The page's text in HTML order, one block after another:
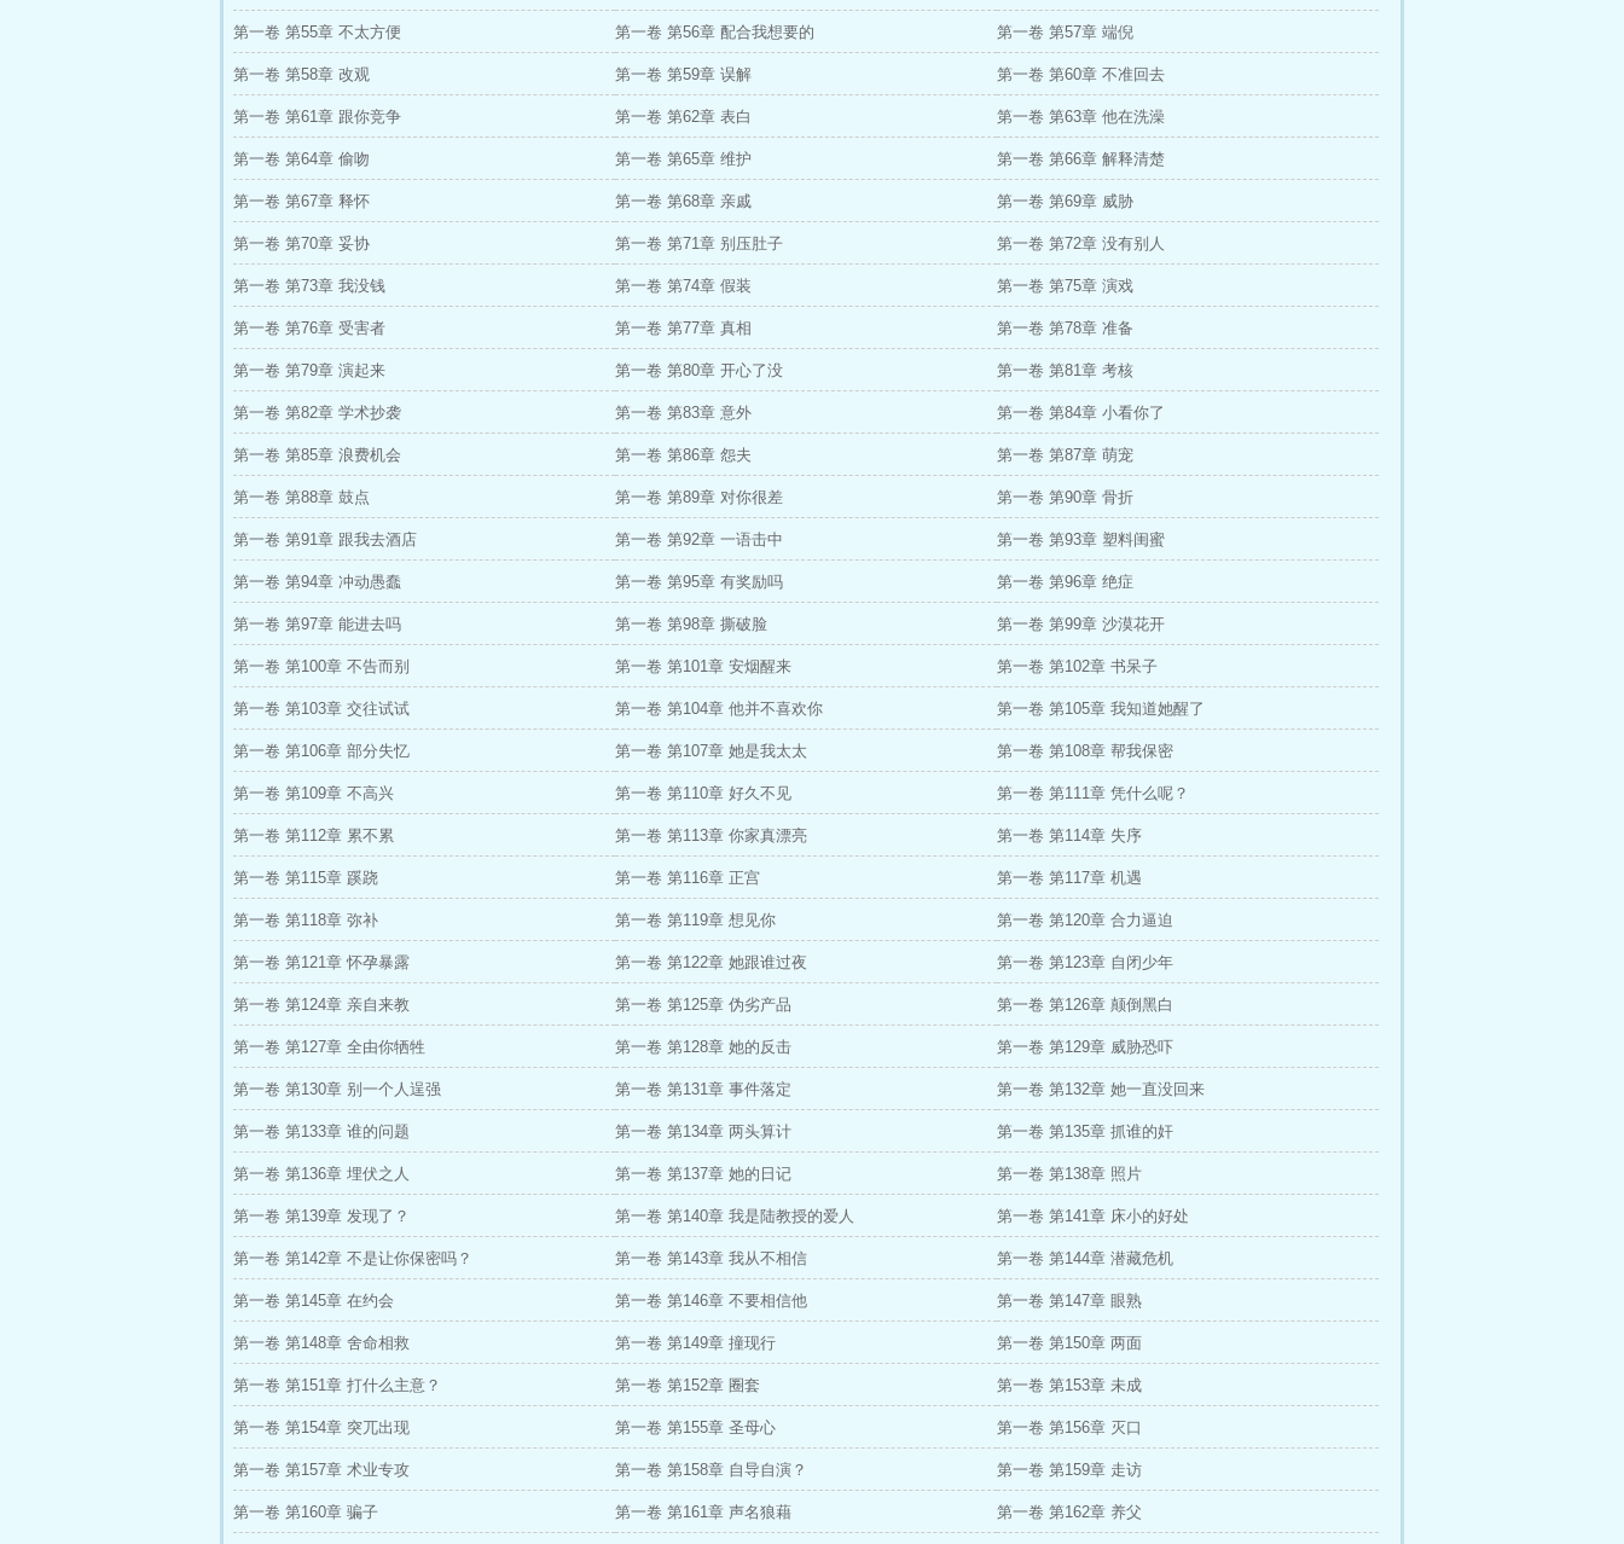
第一卷 第55章 不太方便 第一卷 第56章 配合我想要的 第一卷 第57章 端倪
第一卷 第58章 改观 第一卷 第59章 误解 第一卷 第60章 不准回去
第一卷 第61章 跟你竞争 第一卷 第62章 表白 第一卷 第63章 他在洗澡
第一卷 第64章 偷吻 第一卷 第65章 维护 第一卷 第66章 解释清楚
第一卷 第67章 释怀 第一卷 第68章 亲戚 第一卷 第69章 威胁
第一卷 第70章 妥协 第一卷 第71章 别压肚子 第一卷 第72章 没有别人
第一卷 第73章 我没钱 第一卷 第74章 假装 第一卷 第75章 演戏
第一卷 第76章 受害者 第一卷 第77章 真相 第一卷 第78章 准备
第一卷 第79章 演起来 第一卷 第80章 开心了没 第一卷 第81章 考核
第一卷 第82章 学术抄袭 第一卷 第83章 意外 第一卷 第84章 小看你了
第一卷 第85章 浪费机会 第一卷 第86章 怨夫 第一卷 第87章 萌宠
第一卷 第88章 鼓点 第一卷 第89章 对你很差 第一卷 第90章 骨折
第一卷 第91章 跟我去酒店 第一卷 第92章 一语击中 第一卷 第93章 塑料闺蜜
第一卷 第94章 冲动愚蠢 第一卷 第95章 有奖励吗 第一卷 第96章 绝症
第一卷 第97章 能进去吗 第一卷 第98章 撕破脸 第一卷 第99章 沙漠花开
第一卷 第100章 不告而别 第一卷 第101章 安烟醒来 第一卷 第102章 书呆子
第一卷 第103章 交往试试 第一卷 第104章 他并不喜欢你 第一卷 第105章 我知道她醒了
第一卷 第106章 部分失忆 第一卷 第107章 她是我太太 第一卷 第108章 帮我保密
第一卷 第109章 不高兴 第一卷 第110章 好久不见 第一卷 第111章 凭什么呢？
第一卷 第112章 累不累 第一卷 第113章 你家真漂亮 第一卷 第114章 失序
第一卷 第115章 蹊跷 第一卷 第116章 正宫 第一卷 第117章 机遇
第一卷 第118章 弥补 第一卷 第119章 想见你 第一卷 第120章 合力逼迫
第一卷 第121章 怀孕暴露 第一卷 第122章 她跟谁过夜 第一卷 第123章 自闭少年
第一卷 第124章 亲自来教 第一卷 第125章 伪劣产品 第一卷 第126章 颠倒黑白
第一卷 第127章 全由你牺牲 第一卷 第128章 她的反击 第一卷 第129章 威胁恐吓
第一卷 第130章 别一个人逞强 第一卷 第131章 事件落定 第一卷 第132章 她一直没回来
第一卷 第133章 谁的问题 第一卷 第134章 两头算计 第一卷 第135章 抓谁的奸
第一卷 第136章 埋伏之人 第一卷 第137章 她的日记 第一卷 第138章 照片
第一卷 第139章 发现了？ 第一卷 第140章 我是陆教授的爱人 第一卷 第141章 床小的好处
第一卷 第142章 不是让你保密吗？ 第一卷 第143章 我从不相信 第一卷 第144章 潜藏危机
第一卷 第145章 在约会 第一卷 第146章 不要相信他 第一卷 第147章 眼熟
第一卷 第148章 舍命相救 第一卷 第149章 撞现行 第一卷 第150章 两面
第一卷 第151章 打什么主意？ 第一卷 第152章 圈套 第一卷 第153章 未成
第一卷 第154章 突兀出现 第一卷 第155章 圣母心 第一卷 第156章 灭口
第一卷 第157章 术业专攻 第一卷 第158章 自导自演？ 第一卷 第159章 走访
第一卷 第160章 骗子 第一卷 第161章 声名狼藉 第一卷 第162章 养父